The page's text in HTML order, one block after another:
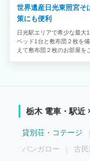
世界遺産日光東照宮そ
策にも便利
日光駅エリアで希少な最大
ベッド1台と敷布団２枚を
えて敷布団２枚のお部屋を
クセス。 レンタカーがな
30分 日光の大自然を満喫
に温泉に立ち寄る、贅沢
として抜群。 静かな住宅
栃木 電車・駅近
貸別荘・コテージ
バンガロー
古民